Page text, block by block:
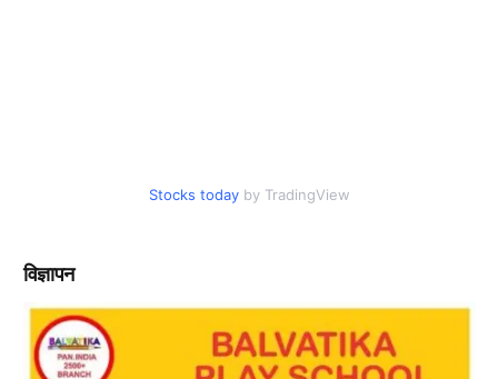
Stocks today by TradingView
विज्ञापन